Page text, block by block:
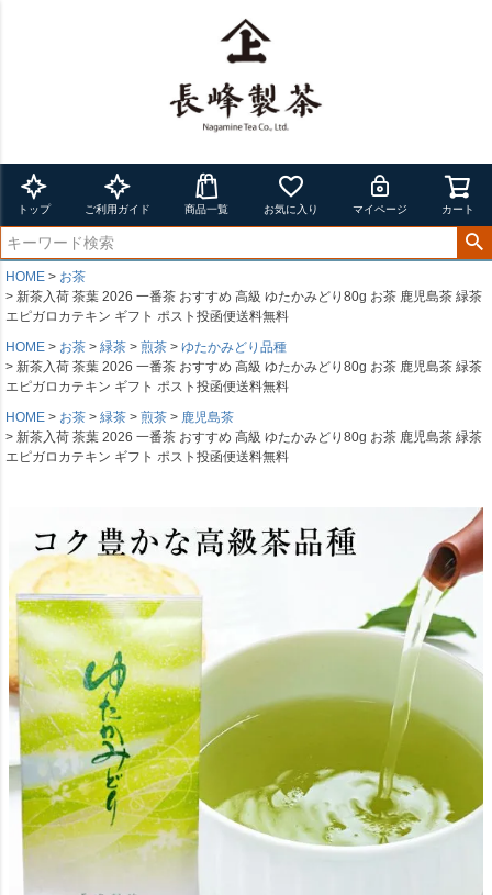
トップ ご利用ガイド 商品一覧 お気に入り マイページ カート
HOME
お茶
新茶入荷 茶葉 2026 一番茶 おすすめ 高級 ゆたかみどり80g お茶 鹿児島茶 緑茶
エピガロカテキン ギフト ポスト投函便送料無料
HOME
お茶 緑茶 煎茶
ゆたかみどり品種
新茶入荷 茶葉 2026 一番茶 おすすめ 高級 ゆたかみどり80g お茶 鹿児島茶 緑茶
エピガロカテキン ギフト ポスト投函便送料無料
HOME
お茶 緑茶 煎茶
鹿児島茶
新茶入荷 茶葉 2026 一番茶 おすすめ 高級 ゆたかみどり80g お茶 鹿児島茶 緑茶
エピガロカテキン ギフト ポスト投函便送料無料